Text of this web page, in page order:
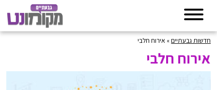
חדשות גבעתיים» אירוח חלבי
אירוח חלבי